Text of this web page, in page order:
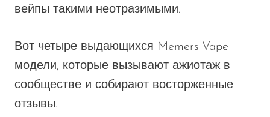
вейпы такими неотразимыми.
Вот четыре выдающихся Memers Vape
модели, которые вызывают ажиотаж в
сообществе и собирают восторженные
отзывы.